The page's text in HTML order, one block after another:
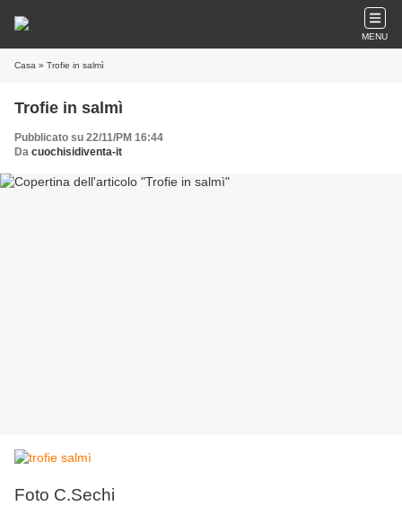
MENU
Casa » Trofie in salmì
Trofie in salmì
Pubblicato su 22/11/PM 16:44
Da cuochisidiventa-it
Foto C.Sechi